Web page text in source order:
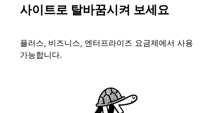
사이트로 탈바꿈시켜 보세요
플러스, 비즈니스, 엔터프라이즈 요금제에서 사용
가능합니다.